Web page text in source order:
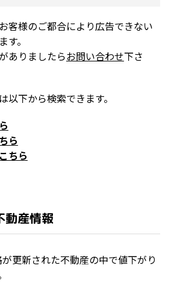
客様のご都合により広告できない
。
ありましたらお問い合わせ下さ
以下から検索できます。
ら
ちら
動産情報
更新された不動産の中で値下がり